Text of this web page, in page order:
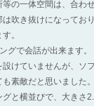
等の一体空間は、合わ
は吹き抜けになってお
。
グで会話が出来ます。
設けていませんが、ソ
素敵だと思いました。
グと横並びで、大きさ